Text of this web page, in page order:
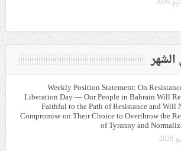
الشهر
Weekly Position Statement: On
Liberation Day — Our People in Bahrain Will
Faithful to the Path of Resistance and Will
Compromise on Their Choice to Overthrow the
of Tyranny and